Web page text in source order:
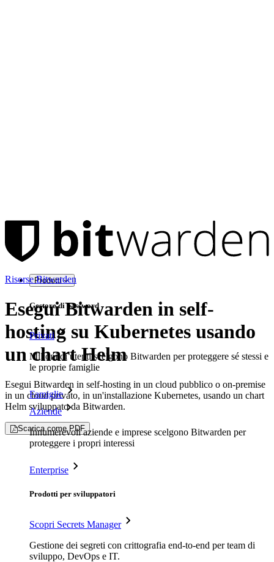
Prodotti
Gestore di password
Privati
Milioni di utenti scelgono Bitwarden per proteggere sé stessi e
le proprie famiglie
Famiglie
Aziende
Innumerevoli aziende e imprese scelgono Bitwarden per
proteggere i propri interessi
Enterprise
Prodotti per sviluppatori
Scopri Secrets Manager
Gestione dei segreti con crittografia end-to-end per team di
sviluppo, DevOps e IT.
Risorse Bitwarden
Esegui Bitwarden in self-
hosting su Kubernetes usando
un chart Helm
Esegui Bitwarden in self-hosting in un cloud pubblico o on-premise
in un cloud privato, in un'installazione Kubernetes, usando un chart
Helm sviluppato da Bitwarden.
Scarica come PDF